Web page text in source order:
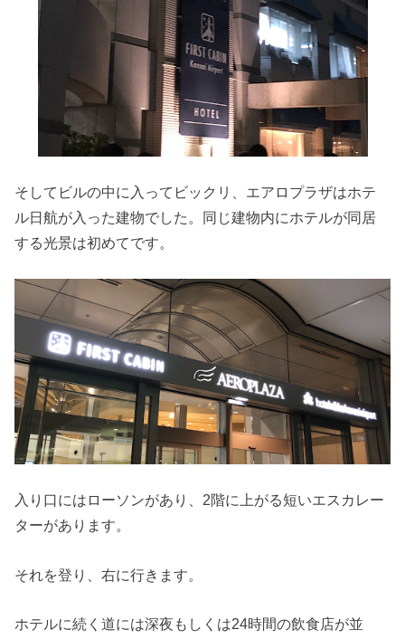
そしてビルの中に入ってビックリ、エアロプラザはホテ
ル日航が入った建物でした。同じ建物内にホテルが同居
する光景は初めてです。
入り口にはローソンがあり、2階に上がる短いエスカレー
ターがあります。
それを登り、右に行きます。
ホテルに続く道には深夜もしくは24時間の飲食店が並